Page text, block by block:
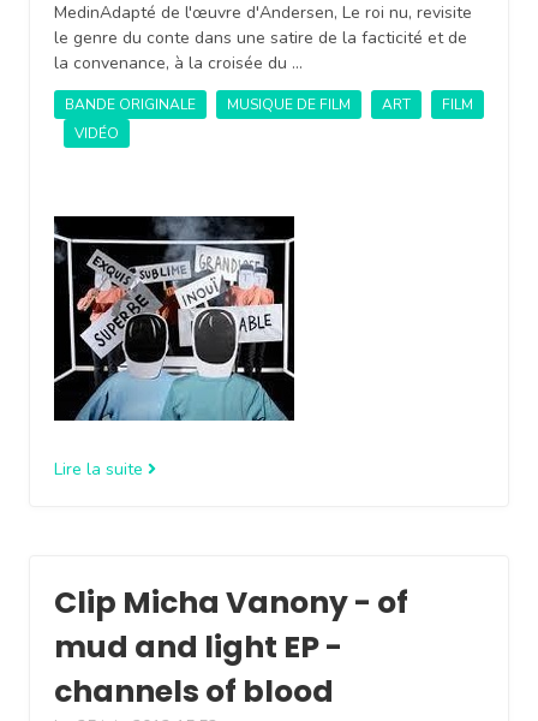
MedinAdapté de l'œuvre d'Andersen, Le roi nu, revisite
le genre du conte dans une satire de la facticité et de
la convenance, à la croisée du …
BANDE ORIGINALE MUSIQUE DE FILM ART
FILM
VIDÉO
Lire la suite
Clip Micha Vanony - of
mud and light EP -
channels of blood